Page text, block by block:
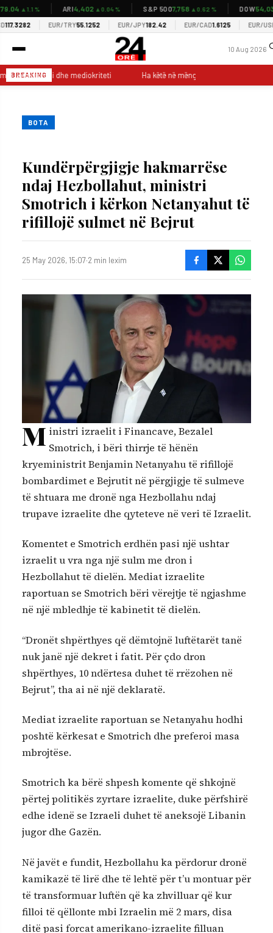
▲1.1 % ARI4,402▲0.04 % S&P 5007,758▲0.62 % DOW54,037
EUR/TRY55.1252 EUR/JPY182.42 EUR/CAD1.6125 EUR/USD
10 Aug 2026
BREAKING
keqkuptimi dhe mediokriteti Ha këtë në mëngjes dhe s’do të kesh
BOTA
Kundërpërgjigje hakmarrëse
ndaj Hezbollahut, ministri
Smotrich i kërkon Netanyahut të
rifillojë sulmet në Bejrut
25 May 2026, 15:07·2 min lexim
M inistri izraelit i Financave, Bezalel
Smotrich, i bëri thirrje të hënën
kryeministrit Benjamin Netanyahu të rifillojë
bombardimet e Bejrutit në përgjigje të sulmeve
të shtuara me dronë nga Hezbollahu ndaj
trupave izraelite dhe qyteteve në veri të Izraelit.
Komentet e Smotrich erdhën pasi një ushtar
izraelit u vra nga një sulm me dron i
Hezbollahut të dielën. Mediat izraelite
raportuan se Smotrich bëri vërejtje të ngjashme
në një mbledhje të kabinetit të dielën.
“Dronët shpërthyes që dëmtojnë luftëtarët tanë
nuk janë një dekret i fatit. Për çdo dron
shpërthyes, 10 ndërtesa duhet të rrëzohen në
Bejrut”, tha ai në një deklaratë.
Mediat izraelite raportuan se Netanyahu hodhi
poshtë kërkesat e Smotrich dhe preferoi masa
mbrojtëse.
Smotrich ka bërë shpesh komente që shkojnë
përtej politikës zyrtare izraelite, duke përfshirë
edhe idenë se Izraeli duhet të aneksojë Libanin
jugor dhe Gazën.
Në javët e fundit, Hezbollahu ka përdorur dronë
kamikazë të lirë dhe të lehtë për t’u montuar për
të transformuar luftën që ka zhvilluar që kur
filloi të qëllonte mbi Izraelin më 2 mars, disa
ditë pasi forcat amerikano-izraelite filluan